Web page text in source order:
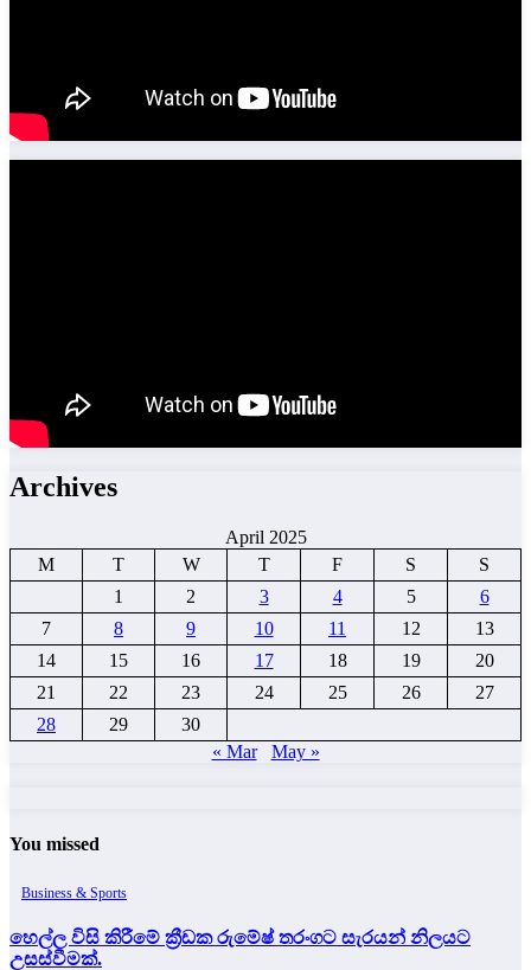
Archives
April 2025
M
T W T F S
S
1
2 3 4 5
6
7
8 9 10 11 12
13
14
15 16 17 18 19
20
21
22 23 24 25 26
27
28
29
30
« Mar
May »
You missed
Business & Sports
හෙල්ල විසි කිරීමේ ක්‍රීඩක රුමේෂ් තරංගට සැරයන් නිලයට
උසස්වීමක්.